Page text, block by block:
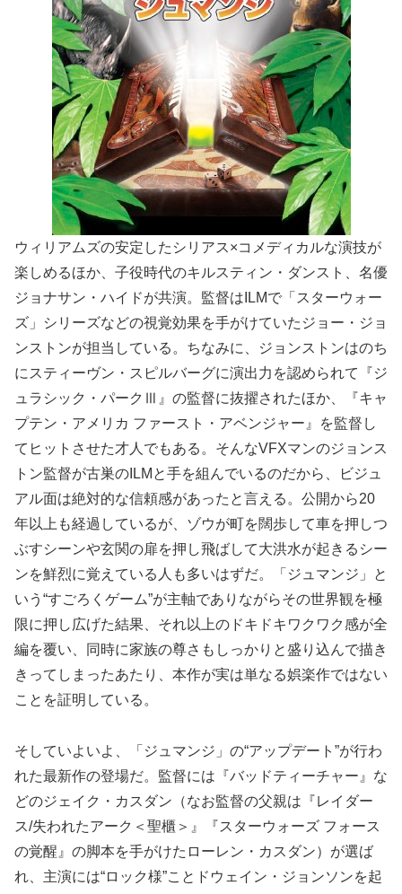
ウィリアムズの安定したシリアス×コメディカルな演技が
楽しめるほか、子役時代のキルスティン・ダンスト、名優
ジョナサン・ハイドが共演。監督はILMで「スターウォー
ズ」シリーズなどの視覚効果を手がけていたジョー・ジョ
ンストンが担当している。ちなみに、ジョンストンはのち
にスティーヴン・スピルバーグに演出力を認められて『ジ
ュラシック・パークⅢ』の監督に抜擢されたほか、『キャ
プテン・アメリカ ファースト・アベンジャー』を監督し
てヒットさせた才人でもある。そんなVFXマンのジョンス
トン監督が古巣のILMと手を組んでいるのだから、ビジュ
アル面は絶対的な信頼感があったと言える。公開から20
年以上も経過しているが、ゾウが町を闊歩して車を押しつ
ぶすシーンや玄関の扉を押し飛ばして大洪水が起きるシー
ンを鮮烈に覚えている人も多いはずだ。「ジュマンジ」と
いう“すごろくゲーム”が主軸でありながらその世界観を極
限に押し広げた結果、それ以上のドキドキワクワク感が全
編を覆い、同時に家族の尊さもしっかりと盛り込んで描き
きってしまったあたり、本作が実は単なる娯楽作ではない
ことを証明している。
そしていよいよ、「ジュマンジ」の“アップデート”が行わ
れた最新作の登場だ。監督には『バッドティーチャー』な
どのジェイク・カスダン（なお監督の父親は『レイダー
ス/失われたアーク＜聖櫃＞』『スターウォーズ フォース
の覚醒』の脚本を手がけたローレン・カスダン）が選ば
れ、主演には“ロック様”ことドウェイン・ジョンソンを起